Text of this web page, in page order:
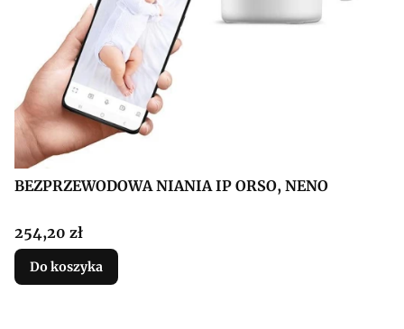
BEZPRZEWODOWA NIANIA IP ORSO, NENO
Cena
254,20 zł
Do koszyka